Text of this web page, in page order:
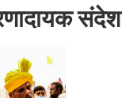
संदेश